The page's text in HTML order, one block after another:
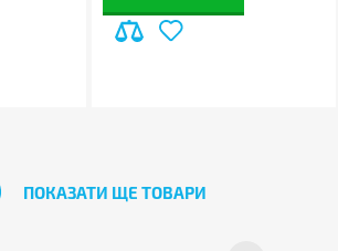
ПОКАЗАТИ ЩЕ ТОВАРИ